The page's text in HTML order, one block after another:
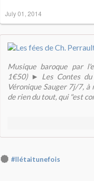
July 01, 2014
Musique baroque par
1€50) ► Les Contes
Véronique Sauger 7j/7,
de rien du tout, qui "est
#Ilétaitunefois